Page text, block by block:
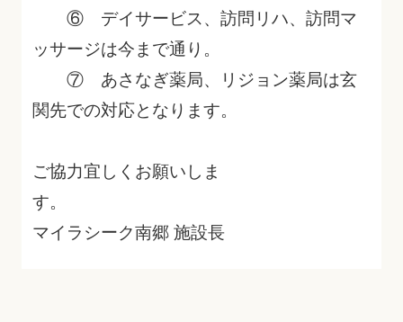
⑥ デイサービス、訪問リハ、訪問マ
ッサージは今まで通り。
⑦ あさなぎ薬局、リジョン薬局は玄
関先での対応となります。
ご協力宜しくお願いしま
す
マイラシーク南郷 施設長